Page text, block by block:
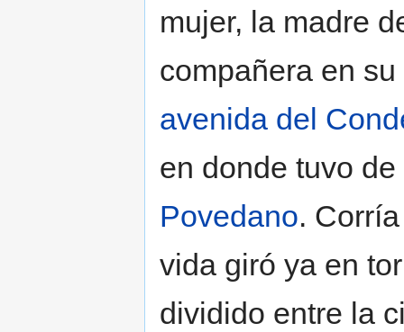
mujer, la madre
compañera en
avenida del
en donde tuvo
Povedano.
vida giró ya en
dividido entre la